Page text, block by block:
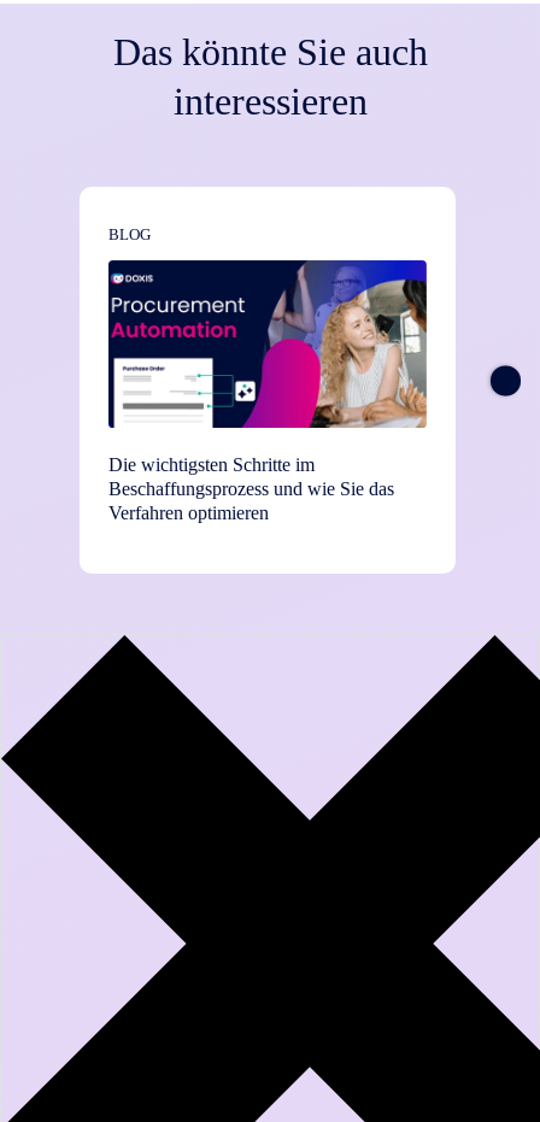
Anschließend nimmt die Rechnungseingangsplattform die
eRechnung entgegen.
Das könnte Sie auch
interessieren
BLOG
Die wichtigsten Schritte im
Beschaffungsprozess und wie Sie das
Verfahren optimieren